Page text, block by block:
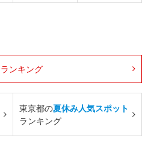
ランキング
東京都の夏休み人気スポット
ランキング